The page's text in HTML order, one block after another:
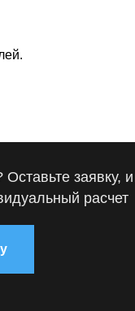
заявку, и
расчет